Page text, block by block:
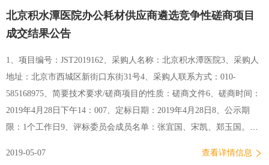
北京积水潭医院办公耗材供应商遴选竞争性磋商项目
成交结果公告
1、项目编号：JST2019162、采购人名称：北京积水潭医院3、采购人
地址：北京市西城区新街口东街31号4、采购人联系方式：010-
585168975、简要技术要求/磋商项目的性质：磋商文件6、磋商时间：
2019年4月28日下午14：007、定标日期：2019年4月28日8、公示期
限：1个工作日9、评标委员会成员名单：张宜国、宋凯、郑玉国。项
2019-05-07 查看详情信息